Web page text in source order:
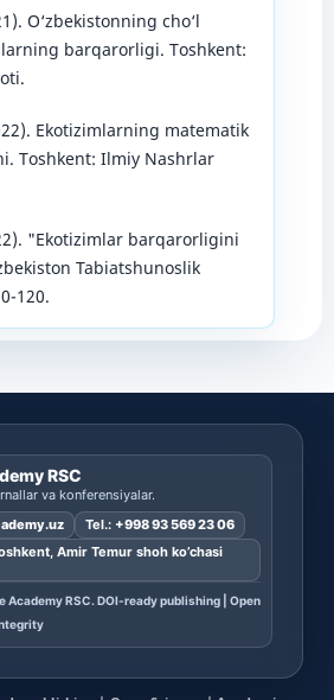
O‘zbekistonning cho‘l
barqarorligi. Toshkent:
Ekotizimlarning matematik
Toshkent: Ilmiy Nashrlar
"Ekotizimlar barqarorligini
Tabiatshunoslik
120.
RSC
va konferensiyalar.
Tel.: +998 93 569 23 06
Amir Temur shoh ko’chasi
RSC. DOI-ready publishing | Open